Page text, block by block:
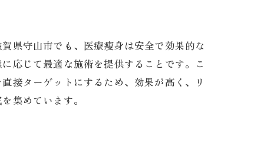
県守山市でも、医療痩身は安全で効果的な
応じて最適な施術を提供することです。こ
接ターゲットにするため、効果が高く、リ
集めています。